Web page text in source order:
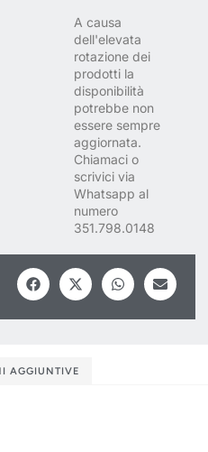
A causa
dell'elevata
rotazione dei
prodotti la
disponibilità
potrebbe non
essere sempre
aggiornata.
Chiamaci o
scrivici via
Whatsapp al
numero
351.798.0148
AGGIUNTIVE